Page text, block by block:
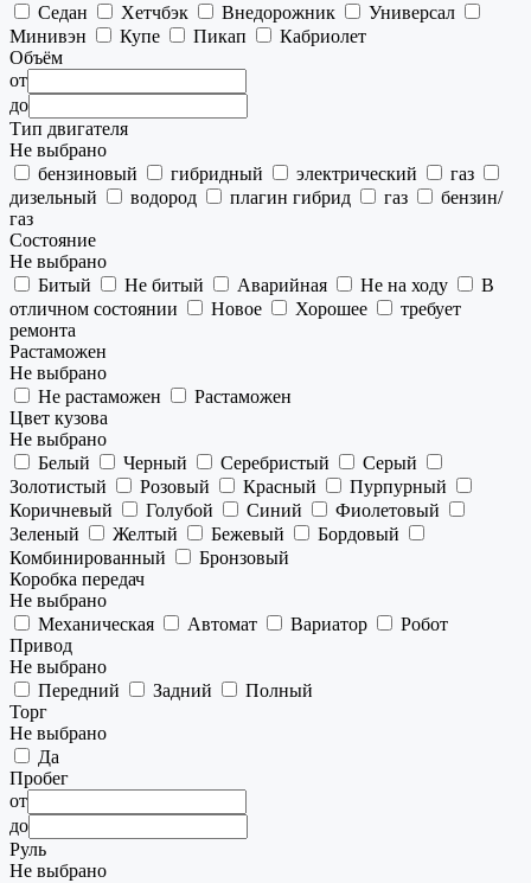
Седан
Хетчбэк Внедорожник
Универсал
Минивэн
Купе Пикап
Кабриолет
Объём
от
до
Тип двигателя
Не выбрано
бензиновый
гибридный электрический
газ
дизельный
водород плагин гибрид газ
бензин/
газ
Состояние
Не выбрано
Битый
Не битый Аварийная Не на ходу
В
отличном состоянии
Новое Хорошее
требует
ремонта
Растаможен
Не выбрано
Не растаможен
Растаможен
Цвет кузова
Не выбрано
Белый
Черный Серебристый
Серый
Золотистый
Розовый Красный
Пурпурный
Коричневый
Голубой Синий
Фиолетовый
Зеленый
Желтый Бежевый
Бордовый
Комбинированный
Бронзовый
Коробка передач
Не выбрано
Механическая
Автомат Вариатор
Робот
Привод
Не выбрано
Передний
Задний
Полный
Торг
Не выбрано
Да
Пробег
от
до
Руль
Не выбрано